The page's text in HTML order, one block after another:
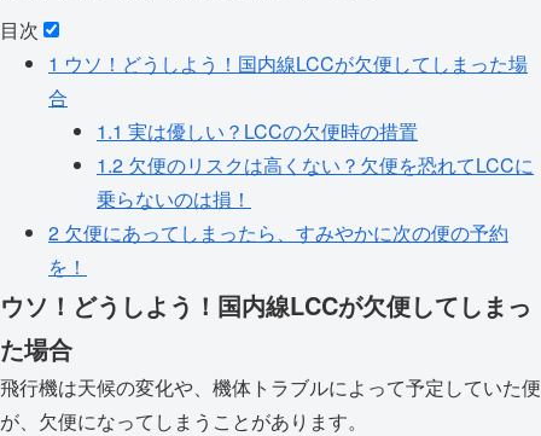
目次
1 ウソ！どうしよう！国内線LCCが欠便してしまった場
合
1.1 実は優しい？LCCの欠便時の措置
1.2 欠便のリスクは高くない？欠便を恐れてLCCに
乗らないのは損！
2 欠便にあってしまったら、すみやかに次の便の予約
を！
ウソ！どうしよう！国内線LCCが欠便してしまっ
た場合
飛行機は天候の変化や、機体トラブルによって予定していた便
が、欠便になってしまうことがあります。